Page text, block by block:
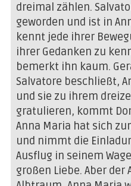
dreimal zählen.
geworden und ist in
kennt jede ihrer
ihrer Gedanken zu
bemerkt ihn kaum.
Salvatore beschließt,
und sie zu ihrem
gratulieren, kommt
Anna Maria hat sich
und nimmt die
Ausflug in seinem
großen Liebe. Aber